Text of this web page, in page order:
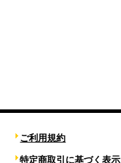
ご利用規約
特定商取引に基づく表示